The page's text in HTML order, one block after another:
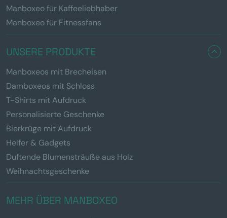
Manboxeo für Kaffeeliebhaber
Manboxeo für Fitnessfans
UNSERE PRODUKTE
Manboxeos mit Brecheisen
Damboxeos mit Schloss
T-Shirts mit Aufdruck
Personalisierte Geschenke
Bierkrüge mit Aufdruck
Helfer & Gadgets
Duftende Blumensträuße aus Holz
Weihnachtsgeschenke
MEHR ÜBER MANBOXEO